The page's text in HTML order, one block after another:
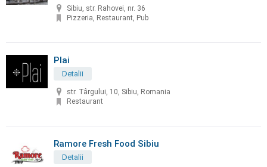
Sibiu, str. Rahovei, nr. 36
Pizzeria, Restaurant, Pub
Plai
Detalii
str. Târgului, 10, Sibiu, Romania
Restaurant
Ramore Fresh Food Sibiu
Detalii